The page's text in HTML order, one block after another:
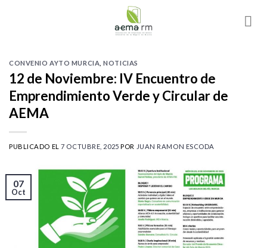
CONVENIO AYTO MURCIA ,NOTICIAS
12 de Noviembre: IV Encuentro de
Emprendimiento Verde y Circular de
AEMA
PUBLICADO EL7 OCTUBRE, 2025 POR JUAN RAMON ESCODA
07
Oct